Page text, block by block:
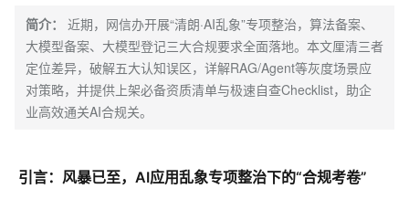
简介：
近期，网信办开展“清朗·AI乱象”专项整治，算法备案、
大模型备案、大模型登记三大合规要求全面落地。本文厘清三者
定位差异，破解五大认知误区，详解RAG/Agent等灰度场景应
对策略，并提供上架必备资质清单与极速自查Checklist，助企
业高效通关AI合规关。
引言：风暴已至，AI应用乱象专项整治下的“合规考卷”